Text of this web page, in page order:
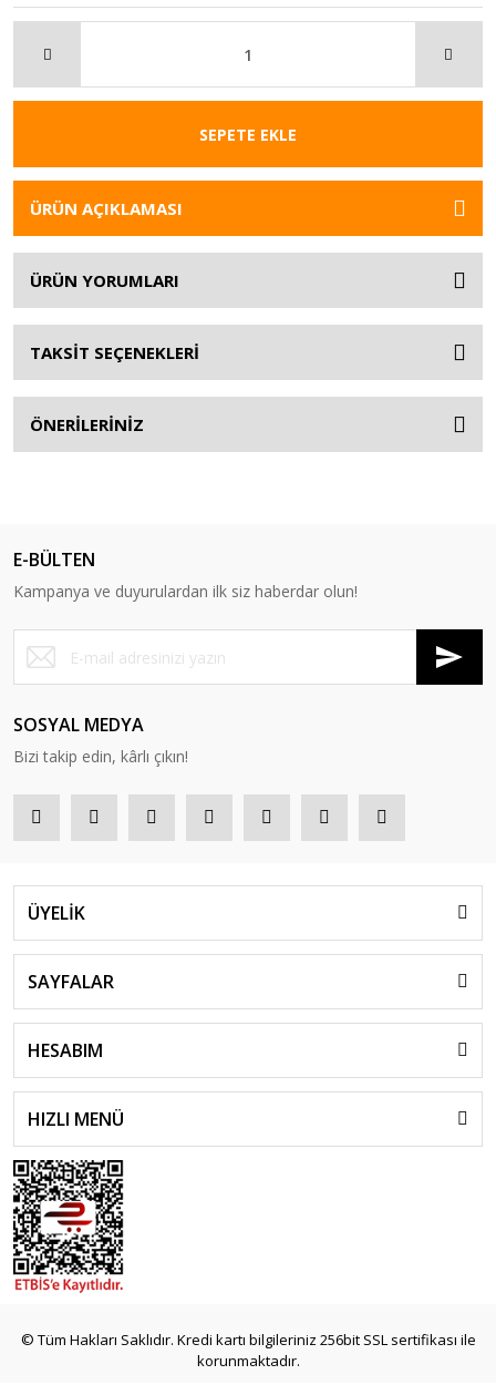
SEPETE EKLE
ÜRÜN AÇIKLAMASI
ÜRÜN YORUMLARI
TAKSİT SEÇENEKLERİ
ÖNERİLERİNİZ
E-BÜLTEN
Kampanya ve duyurulardan ilk siz haberdar olun!
SOSYAL MEDYA
Bizi takip edin, kârlı çıkın!
ÜYELİK
SAYFALAR
HESABIM
HIZLI MENÜ
© Tüm Hakları Saklıdır. Kredi kartı bilgileriniz 256bit SSL sertifikası ile
korunmaktadır.